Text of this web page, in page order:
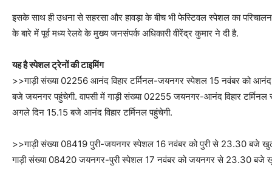
इसके साथ ही उधना से सहरसा और हावड़ा के बीच भी फेस्टिवल स्पेशल का
के बारे में पूर्व मध्य रेलवे के मुख्य जनसंपर्क अधिकारी वीरेंद्र कुमार ने दी है.
यह है स्पेशल ट्रेनों की टाइमिंग
>>गाड़ी संख्या 02256 आनंद विहार टर्मिनल-जयनगर स्पेशल 15 नवंबर को
बजे जयनगर पहुंचेगी. वापसी में गाड़ी संख्या 02255 जयनगर-आनंद विहार
अगले दिन 15.15 बजे आनंद विहार टर्मिनल पहुंचेगी.
>>गाड़ी संख्या 08419 पुरी-जयनगर स्पेशल 16 नवंबर को पुरी से 23.30 बजे
गाड़ी संख्या 08420 जयनगर-पुरी स्पेशल 17 नवंबर को जयनगर से 23.30 बजे